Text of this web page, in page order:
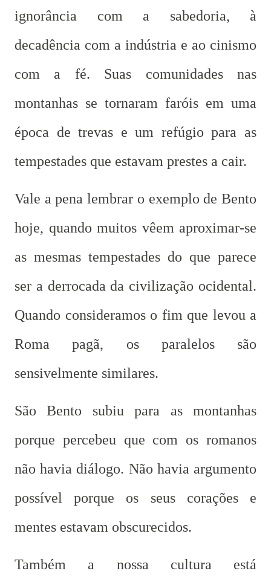
ignorância com a sabedoria, à
decadência com a indústria e ao cinismo
com a fé. Suas comunidades nas
montanhas se tornaram faróis em uma
época de trevas e um refúgio para as
tempestades que estavam prestes a cair.
Vale a pena lembrar o exemplo de Bento
hoje, quando muitos vêem aproximar-se
as mesmas tempestades do que parece
ser a derrocada da civilização ocidental.
Quando consideramos o fim que levou a
Roma pagã, os paralelos são
sensivelmente similares.
São Bento subiu para as montanhas
porque percebeu que com os romanos
não havia diálogo. Não havia argumento
possível porque os seus corações e
mentes estavam obscurecidos.
Também a nossa cultura está